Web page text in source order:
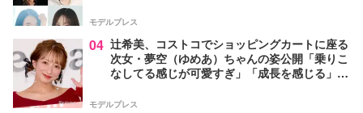
モデルプレス
04 辻希美、コストコでショッピングカートに座る
次女・夢空（ゆめあ）ちゃんの姿公開「乗りこ
なしてる感じが可愛すぎ」「成長を感じる」の
モデルプレス